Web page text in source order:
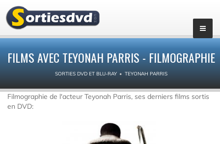
FILMS AVEC TEYONAH PARRIS - FILMOGRAPHIE
SORTIES DVD ET BLU-RAY TEYONAH PARRIS
Filmographie de l'acteur Teyonah Parris, ses derniers films sortis
en DVD: